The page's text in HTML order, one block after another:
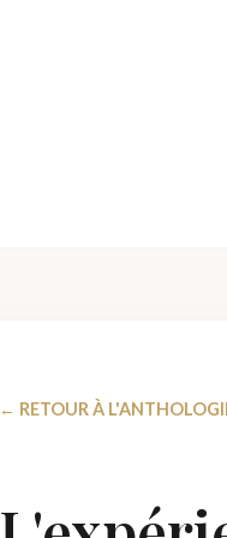
← RETOUR À